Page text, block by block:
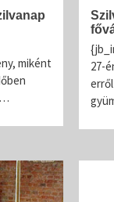
miként
27-